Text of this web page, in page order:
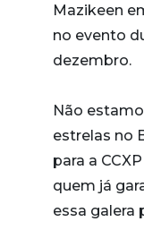
Mazikeen
no evento
dezembro.
Não
estrelas no
para a
quem já
essa galera